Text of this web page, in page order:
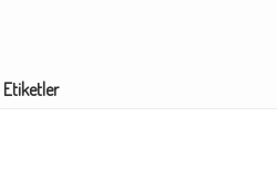
Etiketler